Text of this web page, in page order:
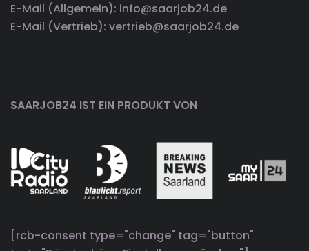
E-Mail (Allgemein): info@saarjob24.de
E-Mail (Vertrieb): vertrieb@saarjob24.de
SAARJOB24 IST EIN PRODUKT VON
[rcb-consent type="change" tag="button"